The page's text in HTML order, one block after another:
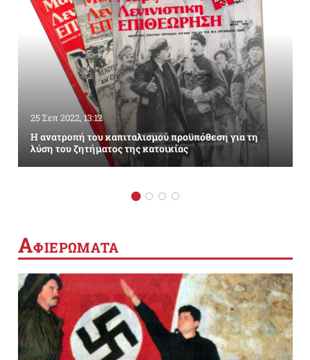
25 Σεπ 2022, 13:12
Η ανατροπή του καπιταλισμού προϋπόθεση για τη
λύση του ζητήματος της κατοικίας
ΑΦΙΕΡΩΜΑΤΑ